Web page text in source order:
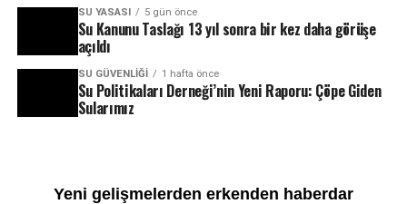
SU YASASI 5 gün önce
Su Kanunu Taslağı 13 yıl sonra bir kez daha görüşe
açıldı
SU GÜVENLIĞI 1 hafta önce
Su Politikaları Derneği’nin Yeni Raporu: Çöpe Giden
Sularımız
Yeni gelişmelerden erkenden haberdar